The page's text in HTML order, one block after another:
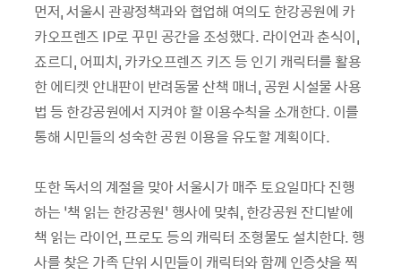
먼저, 서울시 관광정책과와 협업해 여의도 한강공원에 카
카오프렌즈 IP로 꾸민 공간을 조성했다. 라이언과 춘식이,
죠르디, 어피치, 카카오프렌즈 키즈 등 인기 캐릭터를 활용
한 에티켓 안내판이 반려동물 산책 매너, 공원 시설물 사용
법 등 한강공원에서 지켜야 할 이용수칙을 소개한다. 이를
통해 시민들의 성숙한 공원 이용을 유도할 계획이다.
또한 독서의 계절을 맞아 서울시가 매주 토요일마다 진행
하는 ‘책 읽는 한강공원’ 행사에 맞춰, 한강공원 잔디밭에
책 읽는 라이언, 프로도 등의 캐릭터 조형물도 설치한다. 행
사를 찾은 가족 단위 시민들이 캐릭터와 함께 인증샷을 찍